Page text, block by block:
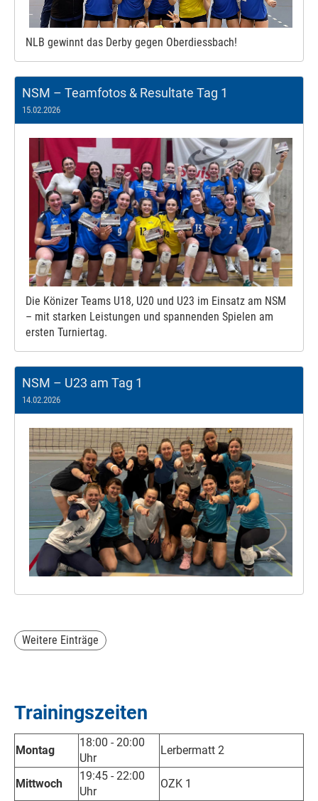
NLB gewinnt das Derby gegen Oberdiessbach!
NSM – Teamfotos & Resultate Tag 1
15.02.2026
Die Könizer Teams U18, U20 und U23 im Einsatz am NSM
– mit starken Leistungen und spannenden Spielen am
ersten Turniertag.
NSM – U23 am Tag 1
14.02.2026
Weitere Einträge
Trainingszeiten
Montag
18:00 - 20:00
Uhr
Lerbermatt 2
Mittwoch
19:45 - 22:00
Uhr
OZK 1